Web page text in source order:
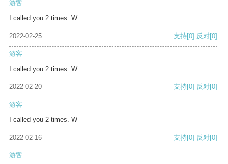
游客
I called you 2 times. W
2022-02-25 支持[0] 反对[0]
游客
I called you 2 times. W
2022-02-20 支持[0] 反对[0]
游客
I called you 2 times. W
2022-02-16 支持[0] 反对[0]
游客